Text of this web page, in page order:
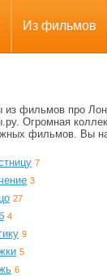
Из фильмов
из фильмов про
Огромная
фильмов. Вы
7
3
27
4
9
5
6